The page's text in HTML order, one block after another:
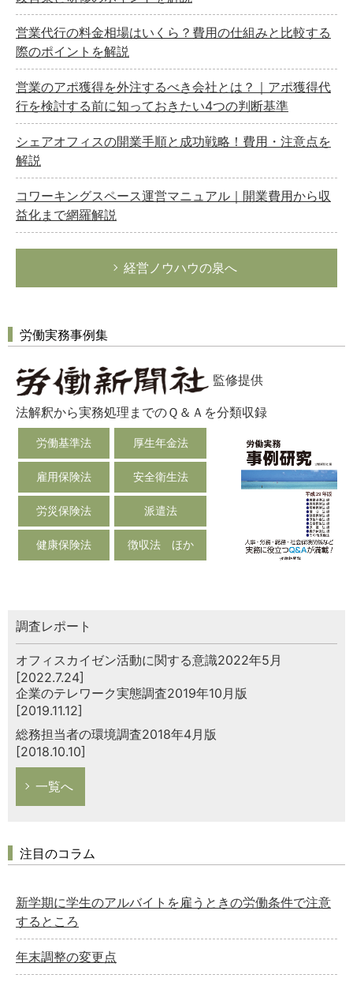
営業代行の料金相場はいくら？費用の仕組みと比較する
際のポイントを解説
営業のアポ獲得を外注するべき会社とは？｜アポ獲得代
行を検討する前に知っておきたい4つの判断基準
シェアオフィスの開業手順と成功戦略！費用・注意点を
解説
コワーキングスペース運営マニュアル｜開業費用から収
益化まで網羅解説
経営ノウハウの泉へ
労働実務事例集
監修提供
法解釈から実務処理までのＱ＆Ａを分類収録
労働基準法 厚生年金法
雇用保険法 安全衛生法
労災保険法 派遣法
健康保険法 徴収法 ほか
調査レポート
オフィスカイゼン活動に関する意識2022年5月
[2022.7.24]
企業のテレワーク実態調査2019年10月版
[2019.11.12]
総務担当者の環境調査2018年4月版
[2018.10.10]
一覧へ
注目のコラム
新学期に学生のアルバイトを雇うときの労働条件で注意
するところ
年末調整の変更点